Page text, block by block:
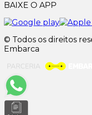
BAIXE O APP
© Todos os direitos
Embarca